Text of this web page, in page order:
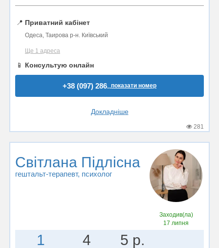
📍 Приватний кабінет
Одеса, Таирова р-н. Київський
Ще 1 адреса
📱 Консультую онлайн
+38 (097) 286..показати номер
Докладніше
281
Світлана Підлісна
гештальт-терапевт, психолог
Заходив(ла)
17 липня
1 4 5 р.